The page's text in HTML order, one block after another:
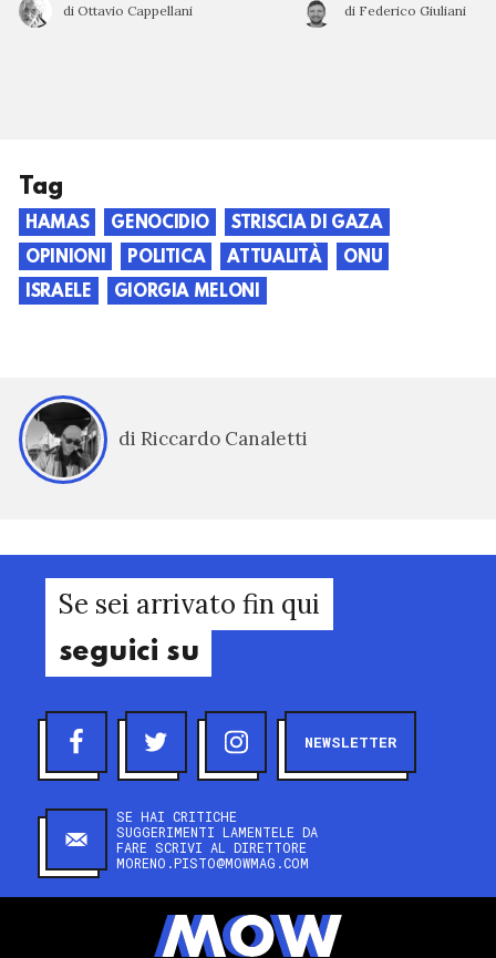
di Ottavio Cappellani di Federico Giuliani
Tag
HAMAS GENOCIDIO
STRISCIA DI GAZA
OPINIONI
POLITICA ATTUALITÀ
ONU
ISRAELE
GIORGIA MELONI
di Riccardo Canaletti
Se sei arrivato fin qui
seguici su
NEWSLETTER
SE HAI CRITICHE
SUGGERIMENTI LAMENTELE DA
FARE SCRIVI AL DIRETTORE
MORENO.PISTO@MOWMAG.COM